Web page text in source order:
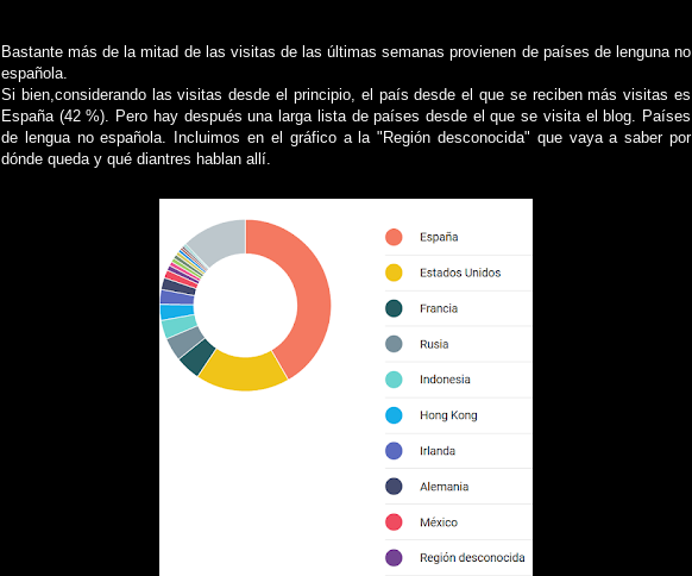
Bastante más de la mitad de las visitas de las últimas semanas provienen de países de lenguna no
española.
Si bien,considerando las visitas desde el principio, el país desde el que se reciben más visitas es
España (42 %). Pero hay después una larga lista de países desde el que se visita el blog. Países
de lengua no española. Incluimos en el gráfico a la "Región desconocida" que vaya a saber por
dónde queda y qué diantres hablan allí.